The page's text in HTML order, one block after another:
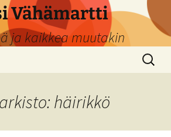
Vähämartti
ja kaikkea muutakin
Haku:
häirikkö